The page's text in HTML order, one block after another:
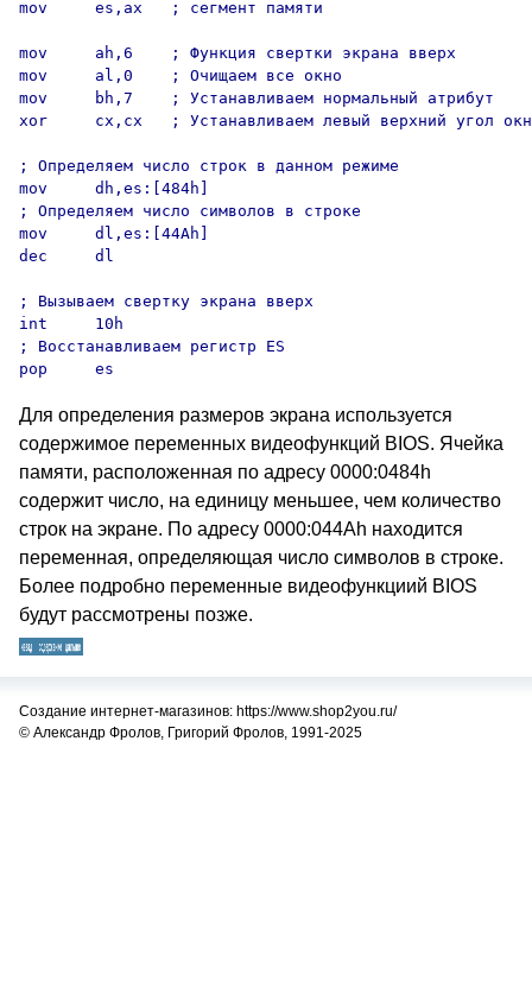
mov	es,ax	; сегмент памяти
mov	ah,6	; Функция свертки экрана вверх
mov	al,0	; Очищаем все окно
mov	bh,7	; Устанавливаем нормальный атрибут
xor	cx,cx	; Устанавливаем левый верхний угол окна в (0,0)
; Определяем число строк в данном режиме
mov	dh,es:[484h]
; Определяем число символов в строке
mov	dl,es:[44Ah]
dec	dl
; Вызываем свертку экрана вверх
int	10h
; Восстанавливаем регистр ES
Для определения размеров экрана используется
содержимое переменных видеофункций BIOS. Ячейка
памяти, расположенная по адресу 0000:0484h
содержит число, на единицу меньшее, чем количество
строк на экране. По адресу 0000:044Ah находится
переменная, определяющая число символов в строке.
Более подробно переменные видеофункциий BIOS
будут рассмотрены позже.
Создание интернет-магазинов: https://www.shop2you.ru/
© Александр Фролов, Григорий Фролов, 1991-2025